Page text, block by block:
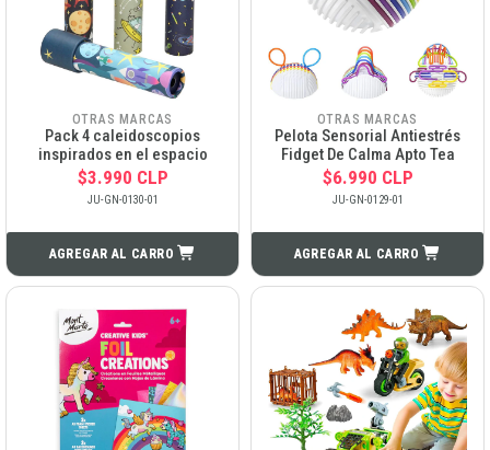
OTRAS MARCAS
Pack 4 caleidoscopios
inspirados en el espacio
$3.990 CLP
JU-GN-0130-01
AGREGAR AL CARRO
OTRAS MARCAS
Pelota Sensorial Antiestrés
Fidget De Calma Apto Tea
$6.990 CLP
JU-GN-0129-01
AGREGAR AL CARRO